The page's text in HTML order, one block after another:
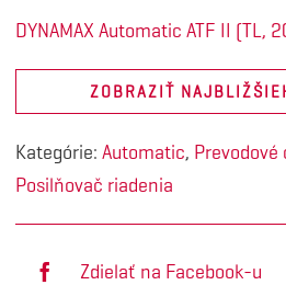
DYNAMAX Automatic ATF II (TL,
ZOBRAZIŤ
Kategórie: Automatic, Prevodové
Posilňovač riadenia
Zdielať na Facebook-u